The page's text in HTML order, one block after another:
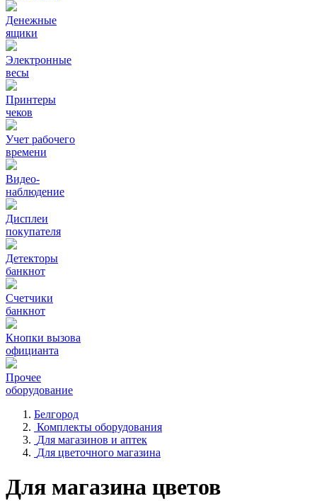
Денежные
ящики
Электронные
весы
Принтеры
чеков
Учет рабочего
времени
Видео‑
наблюдение
Дисплеи
покупателя
Детекторы
банкнот
Счетчики
банкнот
Кнопки вызова
официанта
Прочее
оборудование
Белгород
Комплекты оборудования
Для магазинов и аптек
Для цветочного магазина
Для магазина цветов